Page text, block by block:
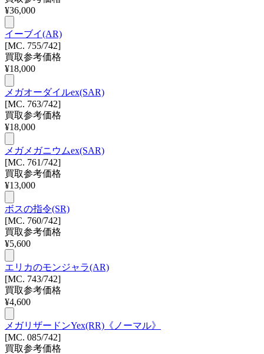
¥36,000
イーブイ(AR)
[MC. 755/742]
買取参考価格
¥18,000
メガオーダイルex(SAR)
[MC. 763/742]
買取参考価格
¥18,000
メガメガニウムex(SAR)
[MC. 761/742]
買取参考価格
¥13,000
ボスの指令(SR)
[MC. 760/742]
買取参考価格
¥5,600
エリカのモンジャラ(AR)
[MC. 743/742]
買取参考価格
¥4,600
メガリザードンYex(RR)《ノーマル》
[MC. 085/742]
買取参考価格